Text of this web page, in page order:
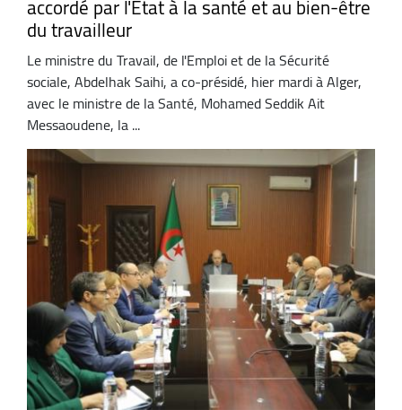
accordé par l'Etat à la santé et au bien-être
du travailleur
Le ministre du Travail, de l'Emploi et de la Sécurité
sociale, Abdelhak Saihi, a co-présidé, hier mardi à Alger,
avec le ministre de la Santé, Mohamed Seddik Ait
Messaoudene, la ...